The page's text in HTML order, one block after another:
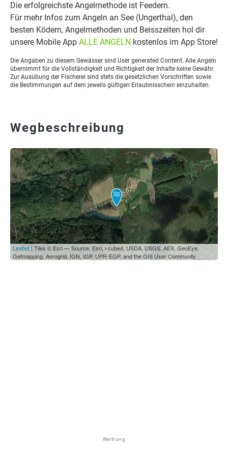
Die erfolgreichste Angelmethode ist Feedern.
Für mehr Infos zum Angeln an See (Ungerthal), den
besten Ködern, Angelmethoden und Beisszeiten hol dir
unsere Mobile App ALLE ANGELN kostenlos im App Store!
Die Angaben zu diesem Gewässer sind User generated Content. Alle Angeln
übernimmt für die Vollständigkeit und Richtigkeit der Inhalte keine Gewähr.
Zur Ausübung der Fischerei sind stets die gesetzlichen Vorschriften sowie
die Bestimmungen auf dem jeweils gültigen Erlaubnisschein einzuhalten.
Wegbeschreibung
Leaflet| Tiles © Esri — Source: Esri, i-cubed, USDA, USGS, AEX, GeoEye,
Getmapping, Aerogrid, IGN, IGP, UPR-EGP, and the GIS User Community
Werbung